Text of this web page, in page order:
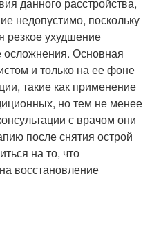
недопустимо, поскольку
резкое ухудшение
осложнения. Основная
и только на ее фоне
такие как применение
но тем не менее
с врачом они
после снятия острой
на то, что
восстановление